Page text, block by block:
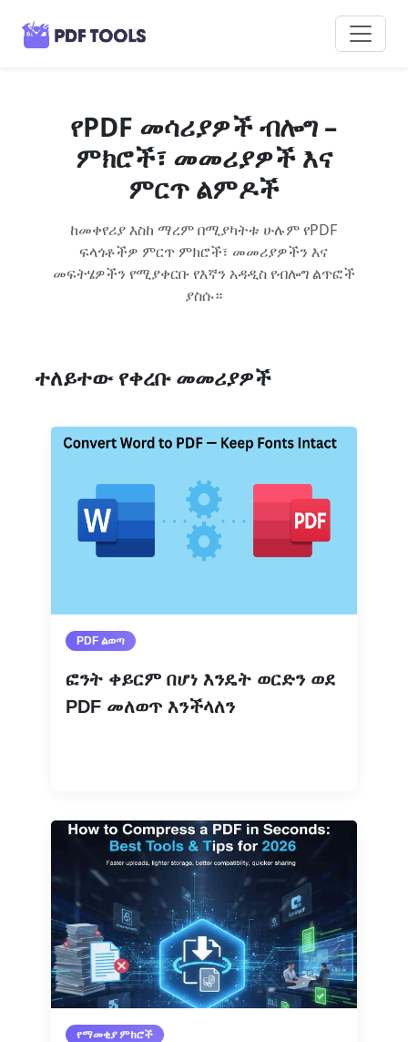
የPDF መሳሪያዎች ብሎግ –
ምክሮች፣ መመሪያዎች እና
ምርጥ ልምዶች
ከመቀየሪያ እስከ ማረም በሚያካትቱ ሁሉም የPDF
ፍላጎቶችዎ ምርጥ ምክሮች፣ መመሪያዎችን እና
መፍትሄዎችን የሚያቀርቡ የእኛን አዳዲስ የብሎግ ልጥፎች
ያስሱ።
ተለይተው የቀረቡ መመሪያዎች
PDF ልወጣ
ፎንት ቀይርም በሆነ እንዴት ወርድን ወደ
PDF መለወጥ እንችላለን
የማመቂያ ምክሮች